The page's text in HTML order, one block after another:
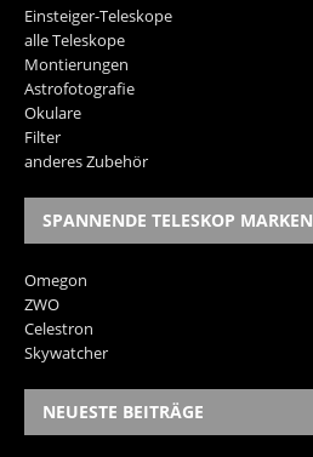
Einsteiger-Teleskope
alle Teleskope
Montierungen
Astrofotografie
Okulare
Filter
anderes Zubehör
SPANNENDE TELESKOP MARKEN
Omegon
ZWO
Celestron
Skywatcher
NEUESTE BEITRÄGE